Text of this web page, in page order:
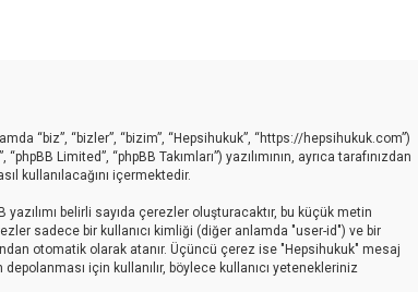
“biz”, “bizler”, “bizim”, “Hepsihukuk”, “https://hepsihukuk.com”)
Limited”, “phpBB Takımları”) yazılımının, ayrıca tarafınızdan
kullanılacağını içermektedir.
belirli sayıda çerezler oluşturacaktır, bu küçük metin
sadece bir kullanıcı kimliği (diğer anlamda "user-id") ve bir
otomatik olarak atanır. Üçüncü çerez ise "Hepsihukuk" mesaj
için kullanılır, böylece kullanıcı yetenekleriniz